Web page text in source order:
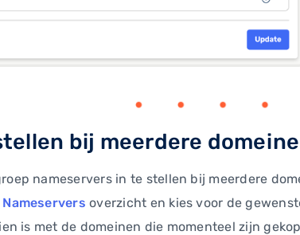
bij meerdere
nameservers in te stellen bij meerdere
Nameservers overzicht en kies voor de
is met de domeinen die momenteel zijn